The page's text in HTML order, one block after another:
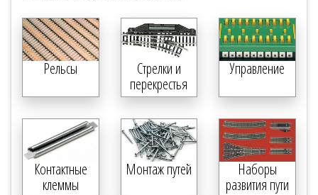
Рельсы
Стрелки и
перекрестья
Управление
Контактные
клеммы
Монтаж путей
Наборы
развития пути